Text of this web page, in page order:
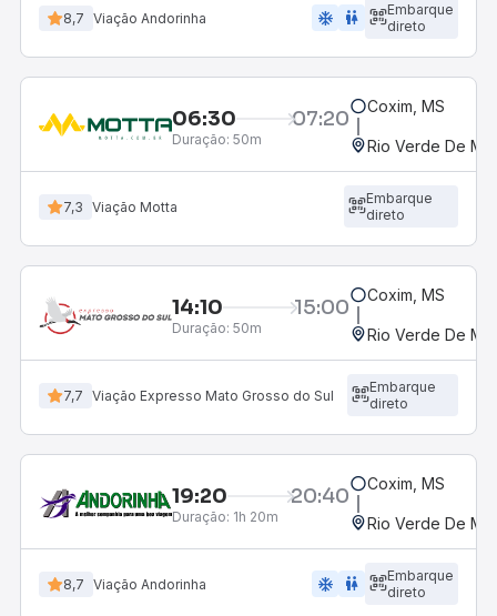
8,7 Viação Andorinha ac_unit wc
Embarque
direto
06:30 07:20
Duração: 50m
Coxim, MS
Rio Verde De
7,3 Viação Motta
Embarque
direto
14:10 15:00
Duração: 50m
Coxim, MS
Rio Verde De
7,7 Viação Expresso Mato Grosso do Sul
Embarque
direto
19:20 20:40
Duração: 1h 20m
Coxim, MS
Rio Verde De
8,7 Viação Andorinha ac_unit wc
Embarque
direto